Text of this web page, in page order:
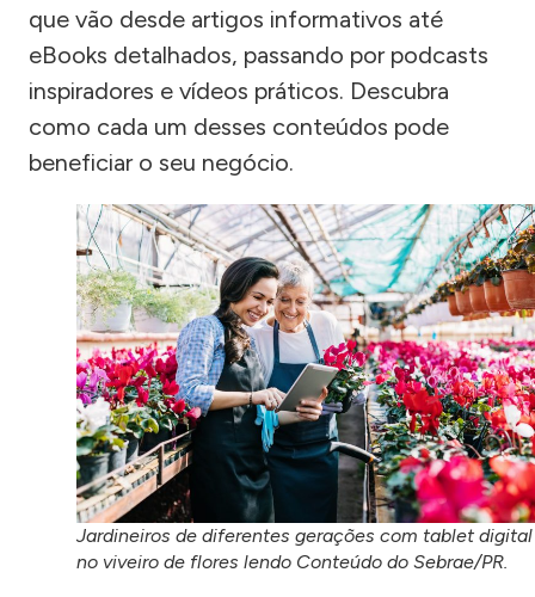
que vão desde artigos informativos até
eBooks detalhados, passando por podcasts
inspiradores e vídeos práticos. Descubra
como cada um desses conteúdos pode
beneficiar o seu negócio.
Jardineiros de diferentes gerações com tablet digital
no viveiro de flores lendo Conteúdo do Sebrae/PR.